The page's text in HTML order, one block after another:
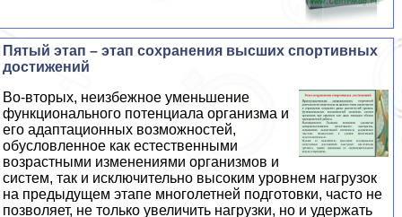
Пятый этап – этап сохранения высших спортивных
достижений
Во-вторых, неизбежное уменьшение
функционального потенциала организма и
его адаптационных возможностей,
обусловленное как естественными
возрастными изменениями организмов и
систем, так и исключительно высоким уровнем нагрузок
на предыдущем этапе многолетней подготовки, часто не
позволяет, не только увеличить нагрузки, но и удержать